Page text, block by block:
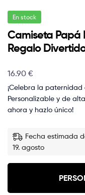
En stock
Camiseta Papá
Regalo
16.90 €
¡Celebra la
Personalizable y de
ahora y hazlo único!
Fecha estimada
19. agosto